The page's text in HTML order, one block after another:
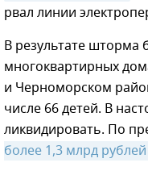
рвал линии
В результате шторма
многоквартирных
и Черноморском
числе 66 детей. В
ликвидировать. По
более 1,3 млрд рублей